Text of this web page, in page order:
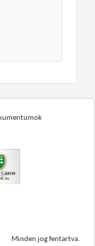
Minden jog fentartva.